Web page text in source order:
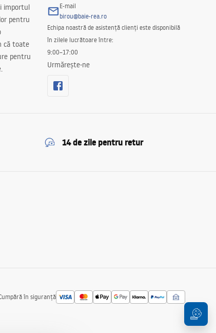
importul
pentru
că toate
pentru
E-mail
birou@baie-rea.ro
Echipa noastră de asistență clienți este disponibilă
în zilele lucrătoare între:
9:00–17:00
Urmărește-ne
14 de zile pentru retur
în siguranță